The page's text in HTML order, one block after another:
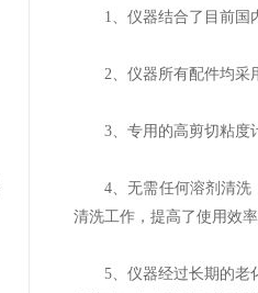
1、仪器结合了目前国内
2、仪器所有配件均采用
3、专用的高剪切粘度计
4、无需任何溶剂清洗，
清洗工作，提高了使用效率
5、仪器经过长期的老化